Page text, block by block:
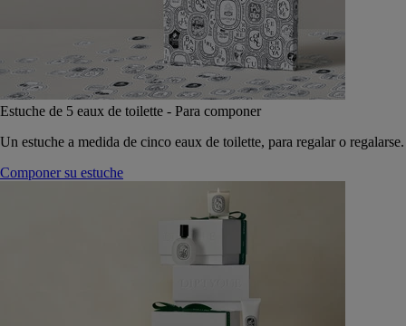
Estuche de 5 eaux de toilette - Para componer
Un estuche a medida de cinco eaux de toilette, para regalar o regalarse.
Componer su estuche